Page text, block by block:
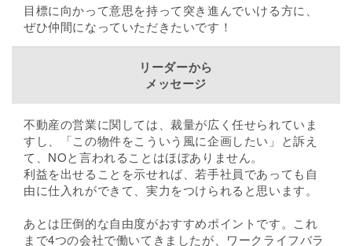
目標に向かって意思を持って突き進んでいける方に、
ぜひ仲間になっていただきたいです！
リーダーから
メッセージ
不動産の営業に関しては、裁量が広く任せられていま
すし、「この物件をこういう風に企画したい」と訴え
て、NOと言われることはほぼありません。
利益を出せることを示せれば、若手社員であっても自
由に仕入れができて、実力をつけられると思います。
あとは圧倒的な自由度がおすすめポイントです。これ
まで4つの会社で働いてきましたが、ワークライフバラ